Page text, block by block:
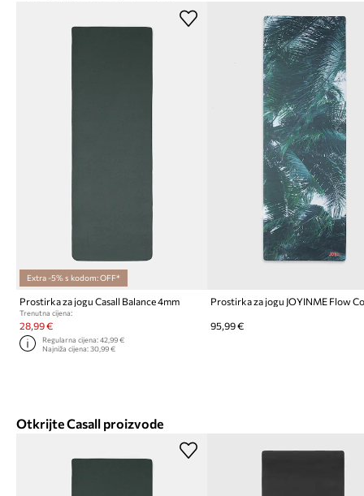
Extra -5% s kodom: OFF*
Prostirka za jogu Casall Balance 4mm
Trenutna cijena:
28,99 €
Regularna cijena:42,99 €
Najniža cijena:30,99 €
Prostirka za jogu JOYINME Flow
95,99 €
Otkrijte Casall proizvode